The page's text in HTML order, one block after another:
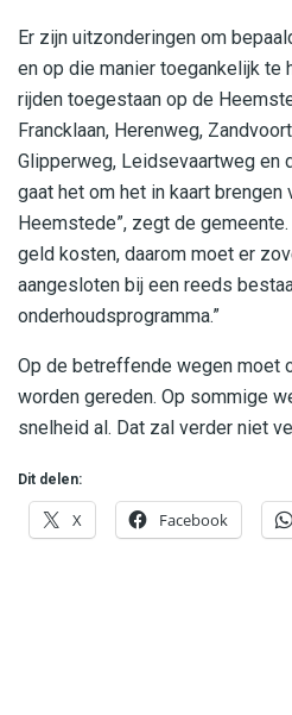
Er zijn uitzonderingen om
en op die manier toegankelijk te
rijden toegestaan op de
Francklaan, Herenweg,
Glipperweg, Leidsevaartweg en
gaat het om het in kaart brengen
Heemstede”, zegt de
geld kosten, daarom moet er
aangesloten bij een reeds
onderhoudsprogramma.”
Op de betreffende wegen moet
worden gereden. Op sommige
snelheid al. Dat zal verder niet
Dit delen:
X Facebook